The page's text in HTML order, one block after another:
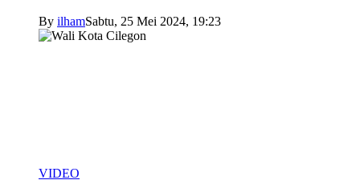
By ilhamSabtu, 25 Mei 2024, 19:23
VIDEO